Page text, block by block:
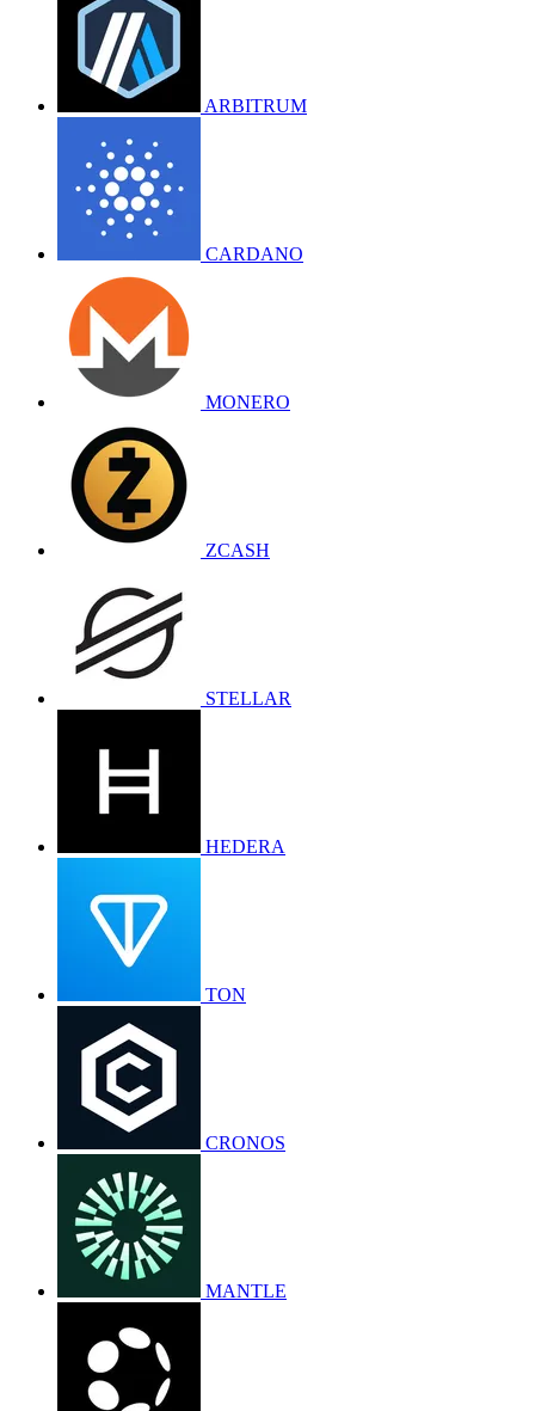
ARBITRUM
CARDANO
MONERO
ZCASH
STELLAR
HEDERA
TON
CRONOS
MANTLE